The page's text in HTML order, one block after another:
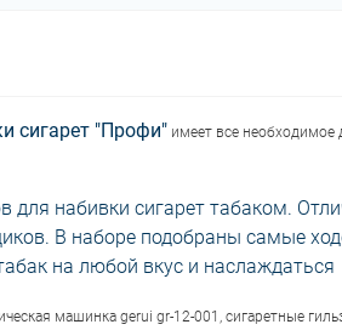
сигарет "Профи" имеет все необходимое
для набивки сигарет табаком.
В наборе подобраны самые
на любой вкус и
машинка gerui gr-12-001, сигаретные